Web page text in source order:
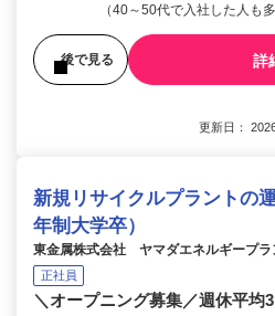
（40～50代で入社した人
後で見る 詳
更新日：
新規リサイクルプラントの
年制大学卒）
東金属株式会社 ヤマダエネルギープラ
正社員
＼オープニング募集／週休平均